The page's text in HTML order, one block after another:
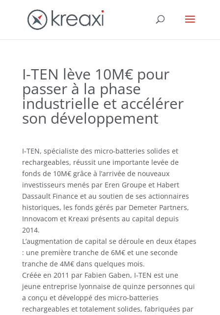
I-TEN lève 10M€ pour
passer à la phase
industrielle et accélérer
son développement
I-TEN, spécialiste des micro-batteries solides et
rechargeables, réussit une importante levée de
fonds de 10M€ grâce à l’arrivée de nouveaux
investisseurs menés par Eren Groupe et Habert
Dassault Finance et au soutien de ses actionnaires
historiques, les fonds gérés par Demeter Partners,
Innovacom et Kreaxi présents au capital depuis
2014.
L’augmentation de capital se déroule en deux étapes
: une première tranche de 6M€ et une seconde
tranche de 4M€ dans quelques mois.
Créée en 2011 par Fabien Gaben, I-TEN est une
jeune entreprise lyonnaise de quinze personnes qui
a conçu et développé des micro-batteries
rechargeables et totalement solides, fabriquées par